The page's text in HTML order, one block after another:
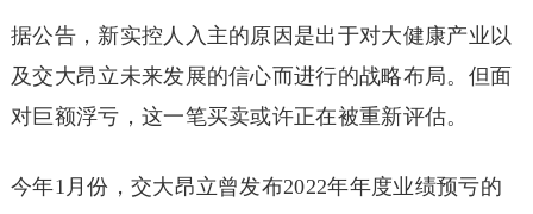
据公告，新实控人入主的原因是出于对大健康产业以
及交大昂立未来发展的信心而进行的战略布局。但面
对巨额浮亏，这一笔买卖或许正在被重新评估。
今年1月份，交大昂立曾发布2022年年度业绩预亏的